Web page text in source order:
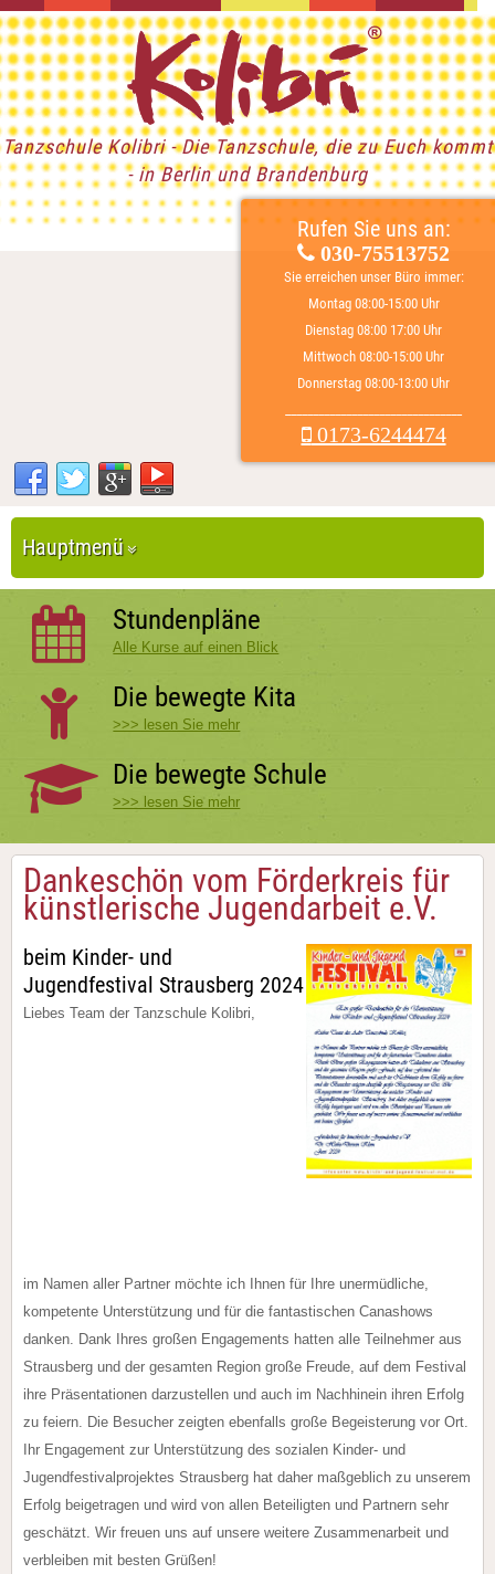
Tanzschule Kolibri - Die Tanzschule, die zu Euch kommt
- in Berlin und Brandenburg
Rufen Sie uns an:
030-75513752
Sie erreichen unser Büro immer:
Montag 08:00-15:00 Uhr
Dienstag 08:00 17:00 Uhr
Mittwoch 08:00-15:00 Uhr
Donnerstag 08:00-13:00 Uhr
0173-6244474
Hauptmenü
Stundenpläne
Alle Kurse auf einen Blick
Die bewegte Kita
>>> lesen Sie mehr
Die bewegte Schule
>>> lesen Sie mehr
Dankeschön vom Förderkreis für
künstlerische Jugendarbeit e.V.
beim Kinder- und
Jugendfestival Strausberg 2024
Liebes Team der Tanzschule Kolibri,
im Namen aller Partner möchte ich Ihnen für Ihre unermüdliche,
kompetente Unterstützung und für die fantastischen Canashows
danken. Dank Ihres großen Engagements hatten alle Teilnehmer aus
Strausberg und der gesamten Region große Freude, auf dem Festival
ihre Präsentationen darzustellen und auch im Nachhinein ihren Erfolg
zu feiern. Die Besucher zeigten ebenfalls große Begeisterung vor Ort.
Ihr Engagement zur Unterstützung des sozialen Kinder- und
Jugendfestivalprojektes Strausberg hat daher maßgeblich zu unserem
Erfolg beigetragen und wird von allen Beteiligten und Partnern sehr
geschätzt. Wir freuen uns auf unsere weitere Zusammenarbeit und
verbleiben mit besten Grüßen!